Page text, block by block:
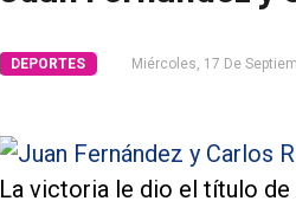
DEPORTES Miércoles, 17 De
La victoria le dio el título de